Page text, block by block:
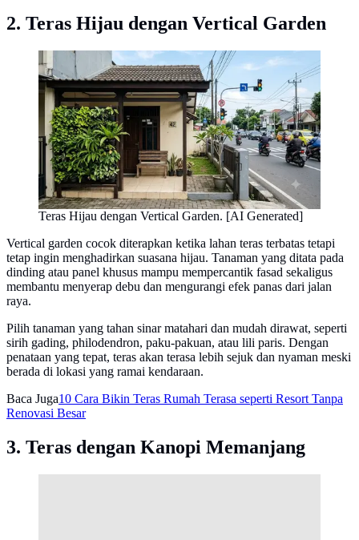
2. Teras Hijau dengan Vertical Garden
Teras Hijau dengan Vertical Garden. [AI Generated]
Vertical garden cocok diterapkan ketika lahan teras terbatas tetapi
tetap ingin menghadirkan suasana hijau. Tanaman yang ditata pada
dinding atau panel khusus mampu mempercantik fasad sekaligus
membantu menyerap debu dan mengurangi efek panas dari jalan
raya.
Pilih tanaman yang tahan sinar matahari dan mudah dirawat, seperti
sirih gading, philodendron, paku-pakuan, atau lili paris. Dengan
penataan yang tepat, teras akan terasa lebih sejuk dan nyaman meski
berada di lokasi yang ramai kendaraan.
Baca Juga10 Cara Bikin Teras Rumah Terasa seperti Resort Tanpa
Renovasi Besar
3. Teras dengan Kanopi Memanjang